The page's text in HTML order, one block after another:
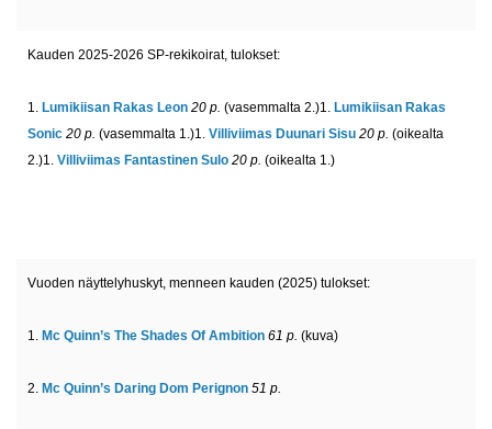
Kauden 2025-2026 SP-rekikoirat, tulokset:
1. Lumikiisan Rakas Leon 20 p. (vasemmalta 2.)1. Lumikiisan Rakas
Sonic 20 p. (vasemmalta 1.)1. Villiviimas Duunari Sisu 20 p. (oikealta
2.)1. Villiviimas Fantastinen Sulo 20 p. (oikealta 1.)
Vuoden näyttelyhuskyt, menneen kauden (2025) tulokset:
1. Mc Quinn’s The Shades Of Ambition 61 p. (kuva)
2. Mc Quinn’s Daring Dom Perignon 51 p.